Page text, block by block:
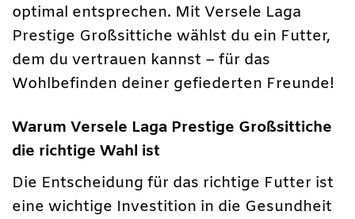
optimal entsprechen. Mit Versele Laga
Prestige Großsittiche wählst du ein Futter,
dem du vertrauen kannst – für das
Wohlbefinden deiner gefiederten Freunde!
Warum Versele Laga Prestige Großsittiche
die richtige Wahl ist
Die Entscheidung für das richtige Futter ist
eine wichtige Investition in die Gesundheit